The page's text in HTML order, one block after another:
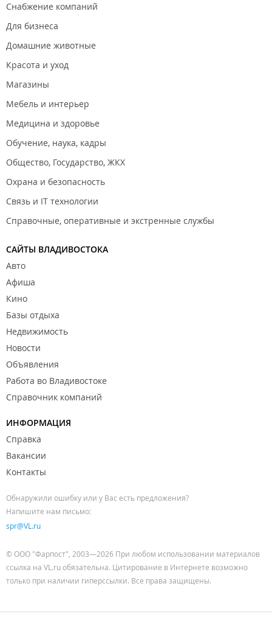
Снабжение компаний
Для бизнеса
Домашние животные
Красота и уход
Магазины
Мебель и интерьер
Медицина и здоровье
Обучение, наука, кадры
Общество, Государство, ЖКХ
Охрана и безопасность
Связь и IT технологии
Справочные, оперативные и экстренные службы
САЙТЫ ВЛАДИВОСТОКА
Авто
Афиша
Кино
Базы отдыха
Недвижимость
Новости
Объявления
Работа во Владивостоке
Справочник компаний
ИНФОРМАЦИЯ
Справка
Вакансии
Контакты
Обнаружили ошибку или у Вас есть предложения?
Напишите нам письмо:
spr@VL.ru
© ООО "Фарпост", 2003—2026 При любом использовании материалов
ссылка на VL.ru обязательна. Цитирование в Интернете возможно
только при наличии гиперссылки. Все права защищены.